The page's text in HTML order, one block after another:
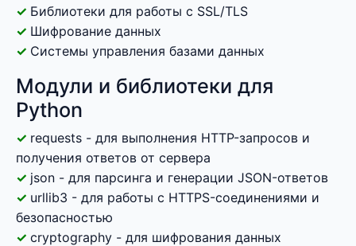
Библиотеки для работы с SSL/TLS
Шифрование данных
Системы управления базами данных
Модули и библиотеки для
Python
requests - для выполнения HTTP-запросов и
получения ответов от сервера
json - для парсинга и генерации JSON-ответов
urllib3 - для работы с HTTPS-соединениями и
безопасностью
cryptography - для шифрования данных